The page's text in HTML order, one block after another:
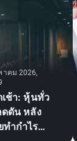
าคม 2026,
ช้า: หุ้นทั่ว
ดัน หลัง
ำกำไร